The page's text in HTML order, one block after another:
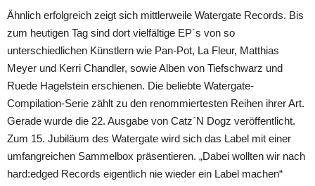
Ähnlich erfolgreich zeigt sich mittlerweile Watergate Records. Bis
zum heutigen Tag sind dort vielfältige EP´s von so
unterschiedlichen Künstlern wie Pan-Pot, La Fleur, Matthias
Meyer und Kerri Chandler, sowie Alben von Tiefschwarz und
Ruede Hagelstein erschienen. Die beliebte Watergate-
Compilation-Serie zählt zu den renommiertesten Reihen ihrer Art.
Gerade wurde die 22. Ausgabe von Catz´N Dogz veröffentlicht.
Zum 15. Jubiläum des Watergate wird sich das Label mit einer
umfangreichen Sammelbox präsentieren. „Dabei wollten wir nach
hard:edged Records eigentlich nie wieder ein Label machen“